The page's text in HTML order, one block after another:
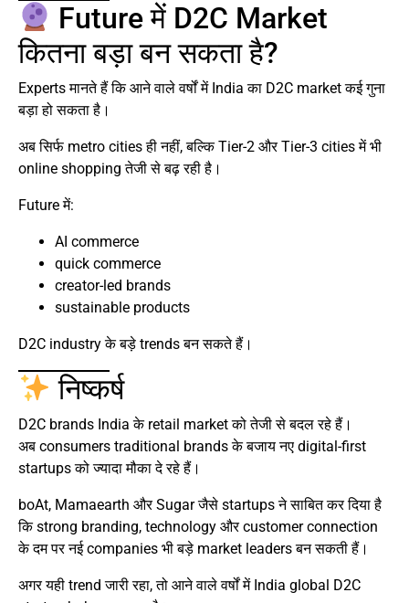
Future में D2C Market
कितना बड़ा बन सकता है?
Experts मानते हैं कि आने वाले वर्षों में India का D2C market कई गुना
बड़ा हो सकता है।
अब सिर्फ metro cities ही नहीं, बल्कि Tier-2 और Tier-3 cities में भी
online shopping तेजी से बढ़ रही है।
Future में:
AI commerce
quick commerce
creator-led brands
sustainable products
D2C industry के बड़े trends बन सकते हैं।
निष्कर्ष
D2C brands India के retail market को तेजी से बदल रहे हैं।
अब consumers traditional brands के बजाय नए digital-first
startups को ज्यादा मौका दे रहे हैं।
boAt, Mamaearth और Sugar जैसे startups ने साबित कर दिया है
कि strong branding, technology और customer connection
के दम पर नई companies भी बड़े market leaders बन सकती हैं।
अगर यही trend जारी रहा, तो आने वाले वर्षों में India global D2C